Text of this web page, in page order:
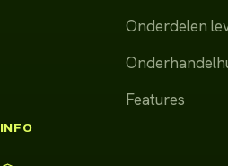
Onderdelen
Features
INFO